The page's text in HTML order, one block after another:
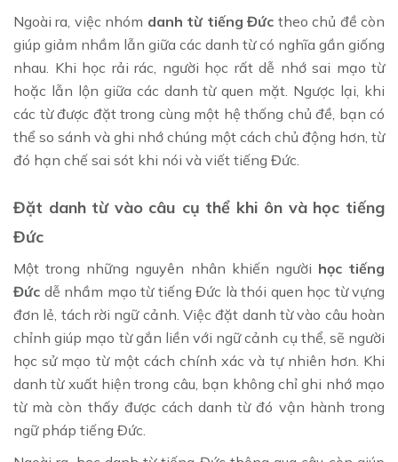
Ngoài ra, việc nhóm danh từ tiếng Đức theo chủ đề còn
giúp giảm nhầm lẫn giữa các danh từ có nghĩa gần giống
nhau. Khi học rải rác, người học rất dễ nhớ sai mạo từ
hoặc lẫn lộn giữa các danh từ quen mặt. Ngược lại, khi
các từ được đặt trong cùng một hệ thống chủ đề, bạn có
thể so sánh và ghi nhớ chúng một cách chủ động hơn, từ
đó hạn chế sai sót khi nói và viết tiếng Đức.
Đặt danh từ vào câu cụ thể khi ôn và học tiếng
Đức
Một trong những nguyên nhân khiến người học tiếng
Đức dễ nhầm mạo từ tiếng Đức là thói quen học từ vựng
đơn lẻ, tách rời ngữ cảnh. Việc đặt danh từ vào câu hoàn
chỉnh giúp mạo từ gắn liền với ngữ cảnh cụ thể, sẽ người
học sử mạo từ một cách chính xác và tự nhiên hơn. Khi
danh từ xuất hiện trong câu, bạn không chỉ ghi nhớ mạo
từ mà còn thấy được cách danh từ đó vận hành trong
ngữ pháp tiếng Đức.